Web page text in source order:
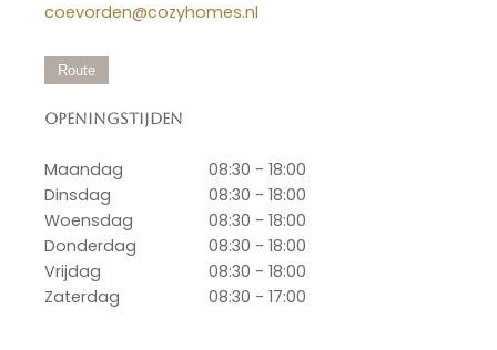
coevorden@cozyhomes.nl
Route
Openingstijden
Maandag
08:30 - 18:00
Dinsdag
08:30 - 18:00
Woensdag
08:30 - 18:00
Donderdag
08:30 - 18:00
Vrijdag
08:30 - 18:00
Zaterdag
08:30 - 17:00